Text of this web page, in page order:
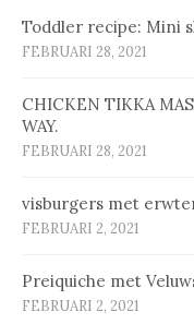
Toddler recipe: Mini
FEBRUARI 28, 2021
CHICKEN TIKKA
WAY.
FEBRUARI 28, 2021
vis­bur­gers met
FEBRUARI 2, 2021
Prei­qui­che met
FEBRUARI 2, 2021